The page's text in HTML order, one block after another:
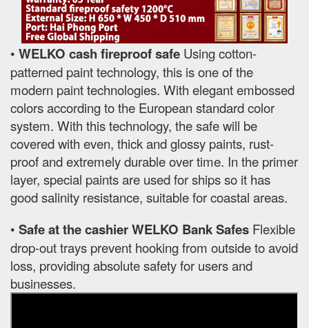
• WELKO cash fireproof safe Using cotton-
patterned paint technology, this is one of the
modern paint technologies. With elegant embossed
colors according to the European standard color
system. With this technology, the safe will be
covered with even, thick and glossy paints, rust-
proof and extremely durable over time. In the primer
layer, special paints are used for ships so it has
good salinity resistance, suitable for coastal areas.
• Safe at the cashier WELKO Bank Safes Flexible
drop-out trays prevent hooking from outside to avoid
loss, providing absolute safety for users and
businesses.